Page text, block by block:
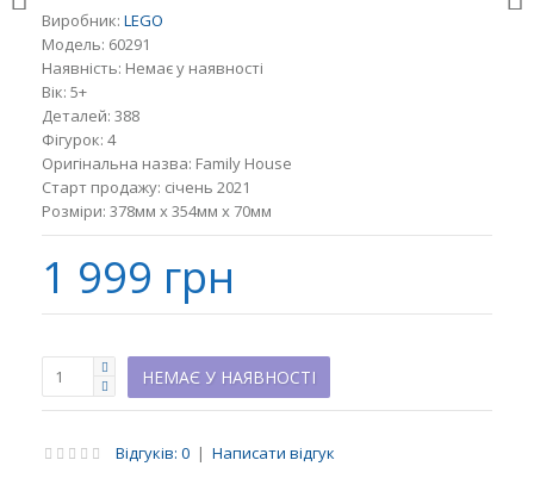
Виробник: LEGO
Модель: 60291
Наявність: Немає у наявності
Вік: 5+
Деталей: 388
Фігурок: 4
Оригінальна назва: Family House
Старт продажу: січень 2021
Розміри: 378мм x 354мм x 70мм
1 999 грн
НЕМАЄ У НАЯВНОСТІ
Відгуків: 0 | Написати відгук